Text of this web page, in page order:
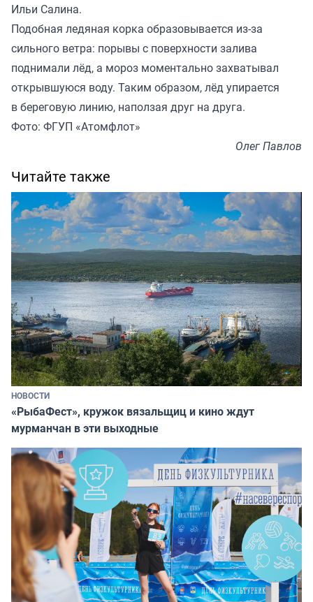
Ильи Салина.
Подобная ледяная корка образовывается из-за
сильного ветра: порывы с поверхности залива
поднимали лёд, а мороз моментально захватывал
открывшуюся воду. Таким образом, лёд упирается
в береговую линию, наползая друг на друга.
Фото: ФГУП «Атомфлот»
Олег Павлов
Читайте также
НОВОСТИ
«РыбаФест», кружок вязальщиц и кино ждут
мурманчан в эти выходные